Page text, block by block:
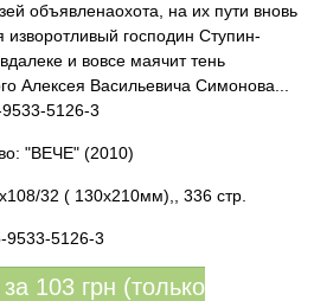
объявленаохота, на их пути вновь
изворотливый господин Ступин-
и вовсе маячит тень
Алексея Васильевича Симонова...
5126-3
"ВЕЧЕ" (2010)
32 ( 130x210мм),, 336 стр.
9533-5126-3
103 грн (только